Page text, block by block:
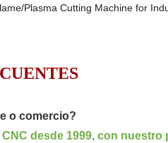
o comercio?
desde 1999, con